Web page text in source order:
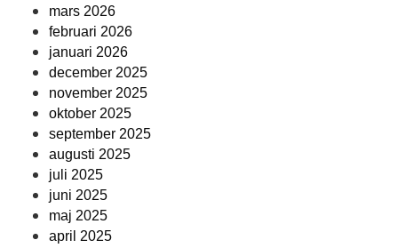
mars 2026
februari 2026
januari 2026
december 2025
november 2025
oktober 2025
september 2025
augusti 2025
juli 2025
juni 2025
maj 2025
april 2025